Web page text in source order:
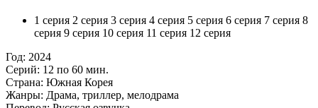
1 серия 2 серия 3 серия 4 серия 5 серия 6 серия 7 серия 8
серия 9 серия 10 серия 11 серия 12 серия
Год: 2024
Серий: 12 по 60 мин.
Страна: Южная Корея
Жанры: Драма, триллер, мелодрама